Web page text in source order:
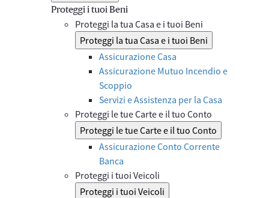
Proteggi i tuoi Beni
Proteggi la tua Casa e i tuoi Beni
Proteggi la tua Casa e i tuoi Beni
Assicurazione Casa
Assicurazione Mutuo Incendio e
Scoppio
Servizi e Assistenza per la Casa
Proteggi le tue Carte e il tuo Conto
Proteggi le tue Carte e il tuo Conto
Assicurazione Conto Corrente
Banca
Proteggi i tuoi Veicoli
Proteggi i tuoi Veicoli